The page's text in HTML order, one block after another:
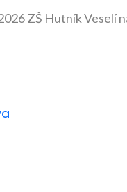
ZŠ Hutník Veselí